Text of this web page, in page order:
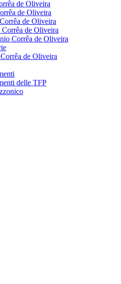
de Oliveira
de Oliveira
de Oliveira
de Oliveira
Corrêa de Oliveira
de Oliveira
delle TFP